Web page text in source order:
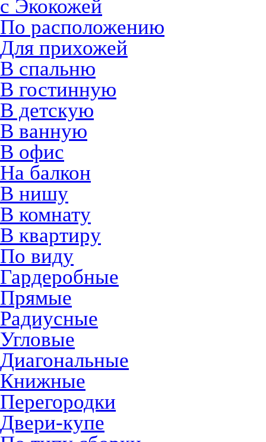
с Экокожей
По расположению
Для прихожей
В спальню
В гостинную
В детскую
В ванную
В офис
На балкон
В нишу
В комнату
В квартиру
По виду
Гардеробные
Прямые
Радиусные
Угловые
Диагональные
Книжные
Перегородки
Двери-купе